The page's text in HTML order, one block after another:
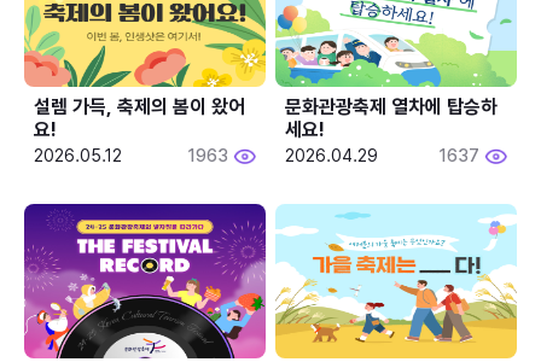
설렘 가득, 축제의 봄이 왔어
요!
2026.05.12 1963
문화관광축제 열차에 탑승하
세요!
2026.04.29 1637